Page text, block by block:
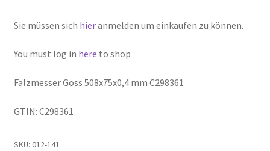
Sie müssen sich hieranmelden um einkaufen zu können.
You must log in here to shop
Falzmesser Goss 508x75x0,4 mm C298361
GTIN: C298361
SKU: 012-141